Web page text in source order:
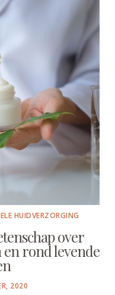
HUIDVERZORGING
over
rond levende
2020